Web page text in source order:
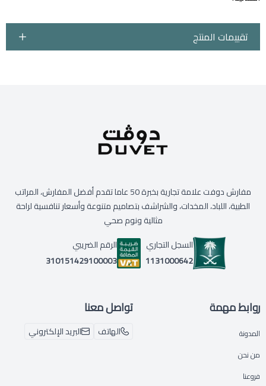
تقييمات المنتج
مفارش دوفت علامة تجارية بخبرة 50 عاما تقدم أفضل المفارش، المراتب
الطبية، اللباد، المخدات، والشراشف بتصاميم متنوعة وأسعار تنافسية لراحة
مثالية ونوم صحي
السجل التجاري
1131000642
الرقم الضريبي
310151429100003
روابط مهمة
المدونة
من نحن
فروعنا
تواصل معنا
الهاتف البريد الإلكتروني